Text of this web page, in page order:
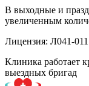
В выходные и
увеличенным
Лицензия: Л041-
Клиника работает
выездных бригад